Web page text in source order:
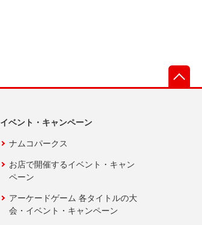
イベント・キャンペーン
ナムコパークス
お店で開催するイベント・キャン
ペーン
アーケードゲーム 各タイトルの大
会・イベント・キャンペーン